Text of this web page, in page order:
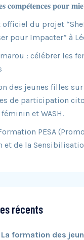
𝐜𝐨𝐦𝐩𝐞́𝐭𝐞𝐧𝐜𝐞𝐬 𝐩𝐨𝐮𝐫
officiel du projet
pour Impacter” à
: célébrer les
des jeunes filles sur
de participation
et WASH.
PESA
et de la
récents
La formation des